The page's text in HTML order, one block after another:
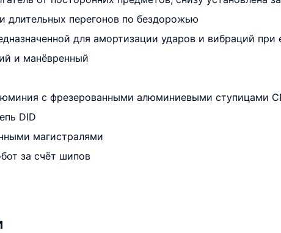
длительных перегонов по бездорожью
для амортизации ударов и вибраций при
и манёвренный
с фрезерованными алюминиевыми ступицами
DID
магистралями
за счёт шипов